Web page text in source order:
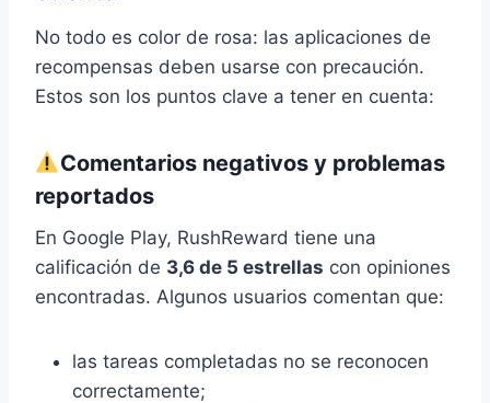
No todo es color de rosa: las aplicaciones de
recompensas deben usarse con precaución.
Estos son los puntos clave a tener en cuenta:
Comentarios negativos y problemas
reportados
En Google Play, RushReward tiene una
calificación de 3,6 de 5 estrellas con opiniones
encontradas. Algunos usuarios comentan que:
las tareas completadas no se reconocen
correctamente;